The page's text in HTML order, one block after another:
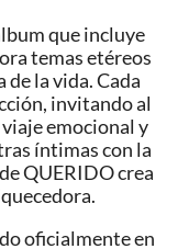
que incluye
temas etéreos
la vida. Cada
invitando al
emocional y
íntimas con la
QUERIDO crea
oficialmente en